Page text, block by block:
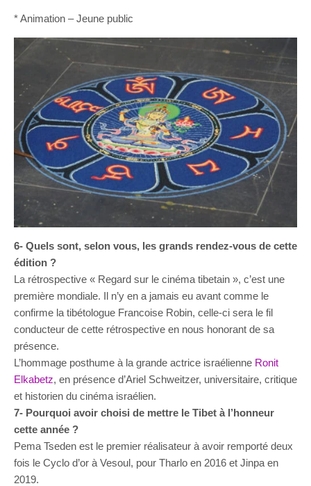
* Animation – Jeune public
6- Quels sont, selon vous, les grands rendez-vous de cette
édition ?
La rétrospective « Regard sur le cinéma tibetain », c’est une
première mondiale. Il n’y en a jamais eu avant comme le
confirme la tibétologue Francoise Robin, celle-ci sera le fil
conducteur de cette rétrospective en nous honorant de sa
présence.
L’hommage posthume à la grande actrice israélienne Ronit
Elkabetz, en présence d’Ariel Schweitzer, universitaire, critique
et historien du cinéma israélien.
7- Pourquoi avoir choisi de mettre le Tibet à l’honneur
cette année ?
Pema Tseden est le premier réalisateur à avoir remporté deux
fois le Cyclo d’or à Vesoul, pour Tharlo en 2016 et Jinpa en
2019.